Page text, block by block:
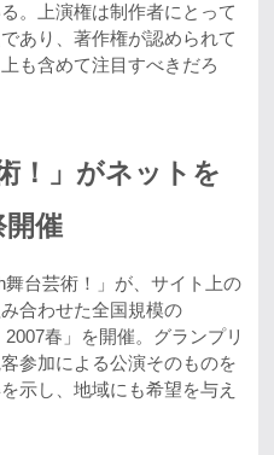
。上演権は制作者にとって
あり、著作権が認められて
も含めて注目すべきだろ
！」がネットを
開催
台芸術！」が、サイト上の
合わせた全国規模の
2007春」を開催。グランプリ
参加による公演そのものを
示し、地域にも希望を与え